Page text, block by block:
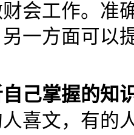
会工作。准
一方面可以
己掌握的知
喜文，有的